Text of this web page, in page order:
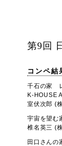
第9回
コンペ結
千石の家
K-HOUSE
室伏次郎 (
宇宙を望む
椎名英三 (
田口さんの